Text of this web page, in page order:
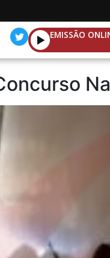
EMISSÃO